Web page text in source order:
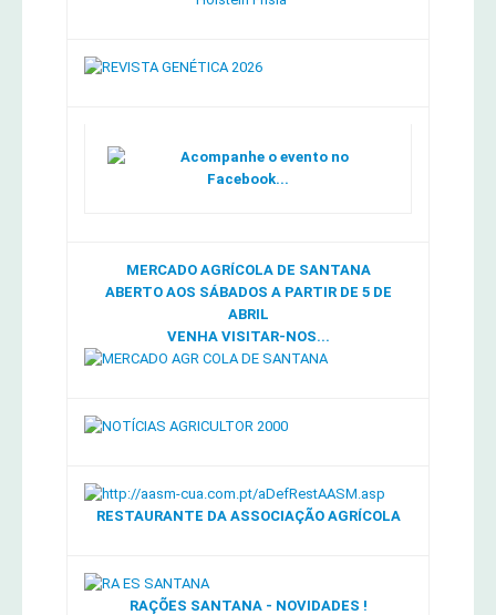
Acompanhe o evento no
Facebook...
MERCADO AGRÍCOLA DE SANTANA
ABERTO AOS SÁBADOS A PARTIR DE 5 DE
ABRIL
VENHA VISITAR-NOS...
RESTAURANTE DA ASSOCIAÇÃO AGRÍCOLA
RAÇÕES SANTANA - NOVIDADES !